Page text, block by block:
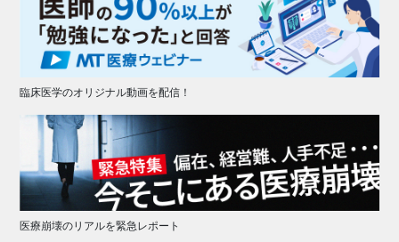
臨床医学のオリジナル動画を配信！
医療崩壊のリアルを緊急レポート